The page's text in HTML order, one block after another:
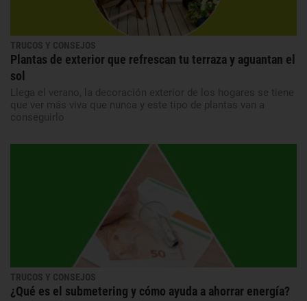
TRUCOS Y CONSEJOS
Plantas de exterior que refrescan tu terraza y aguantan el
sol
Llega el verano, la decoración exterior de los hogares se tiene
que ver más viva que nunca y este tipo de plantas van a
conseguirlo
TRUCOS Y CONSEJOS
¿Qué es el submetering y cómo ayuda a ahorrar energía?